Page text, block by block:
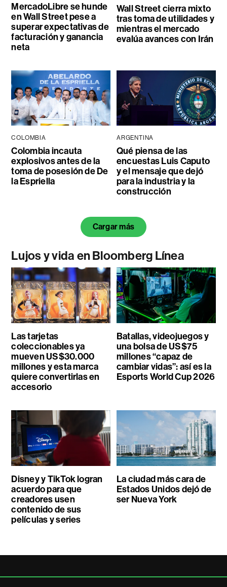
MercadoLibre se hunde
en Wall Street pese a
superar expectativas de
facturación y ganancia
neta
Wall Street cierra mixto
tras toma de utilidades y
mientras el mercado
evalúa avances con Irán
COLOMBIA
Colombia incauta
explosivos antes de la
toma de posesión de De
la Espriella
ARGENTINA
Qué piensa de las
encuestas Luis Caputo
y el mensaje que dejó
para la industria y la
construcción
Cargar más
Lujos y vida en Bloomberg Línea
Las tarjetas
coleccionables ya
mueven US$30.000
millones y esta marca
quiere convertirlas en
accesorio
Batallas, videojuegos y
una bolsa de US$75
millones “capaz de
cambiar vidas”: así es la
Esports World Cup 2026
Disney y TikTok logran
acuerdo para que
creadores usen
contenido de sus
películas y series
La ciudad más cara de
Estados Unidos dejó de
ser Nueva York